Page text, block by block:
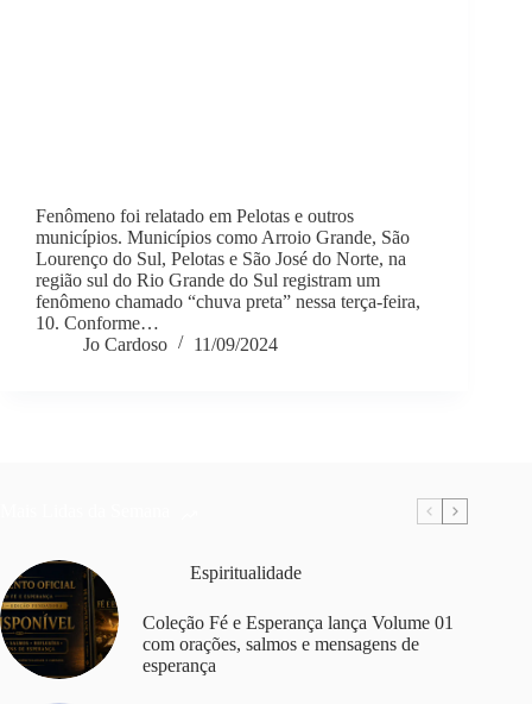
Fenômeno foi relatado em Pelotas e outros
municípios. Municípios como Arroio Grande, São
Lourenço do Sul, Pelotas e São José do Norte, na
região sul do Rio Grande do Sul registram um
fenômeno chamado “chuva preta” nessa terça-feira,
10. Conforme…
Jo Cardoso
11/09/2024
Espiritualidade
Coleção Fé e Esperança lança Volume 01
com orações, salmos e mensagens de
esperança